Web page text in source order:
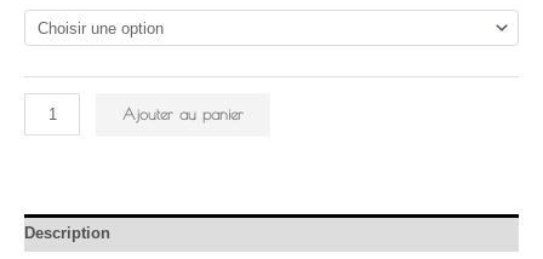
Ajouter au panier
Description